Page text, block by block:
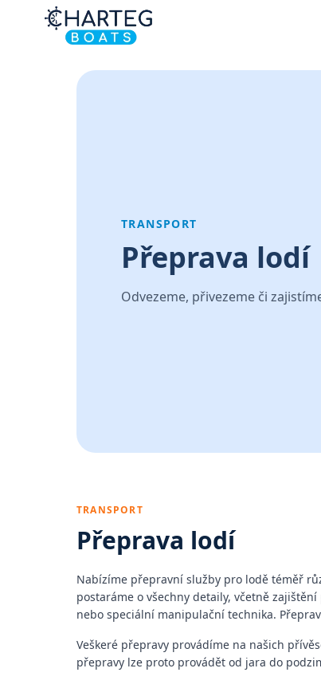
TRANSPORT
Přeprava lodí
Odvezeme, přivezeme či
TRANSPORT
Přeprava lodí
Nabízíme přepravní služby pro lodě téměř
postaráme o všechny detaily, včetně
nebo speciální manipulační technika.
Veškeré přepravy provádíme na našich
přepravy lze proto provádět od jara do